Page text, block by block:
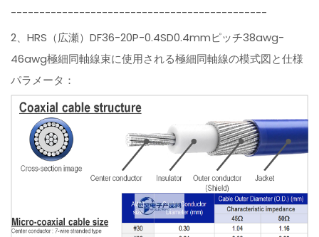
---------------------------------------------
2、HRS（広瀬）DF36-20P-0.4SD0.4mmピッチ38awg-
46awg極細同軸線束に使用される極細同軸線の模式図と仕様
パラメータ：